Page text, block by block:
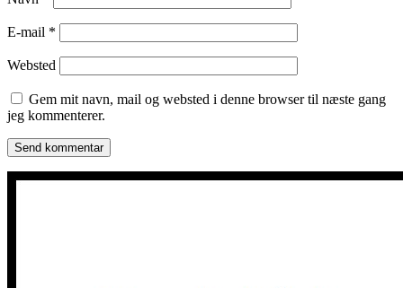
E-mail *
Websted
Gem mit navn, mail og websted i denne browser til næste gang
jeg kommenterer.